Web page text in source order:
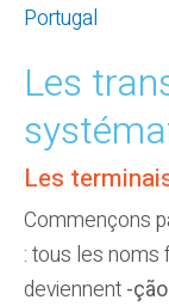
Portugal
Les
Les
Commençons
: tous les noms
deviennent -ção